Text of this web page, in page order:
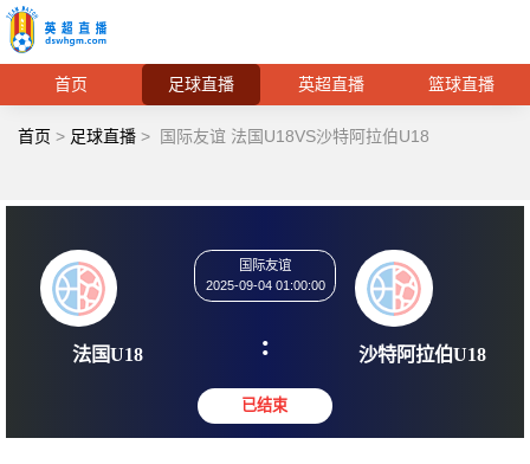
首页 足球直播 英超直播 篮球直播
首页 > 足球直播 > 国际友谊 法国U18VS沙特阿拉伯U18
法国U18
2025-09-04 01:00:00
: 沙特阿